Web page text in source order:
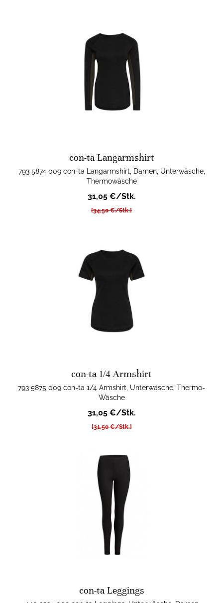
con-ta Langarmshirt
793 5874 009 con-ta Langarmshirt, Damen, Unterwäsche,
Thermowäsche
31,05 €/Stk.
[34,50 €/Stk.]
con-ta 1/4 Armshirt
793 5875 009 con-ta 1/4 Armshirt, Unterwäsche, Thermo-
Wäsche
31,05 €/Stk.
[31,50 €/Stk.]
con-ta Leggings